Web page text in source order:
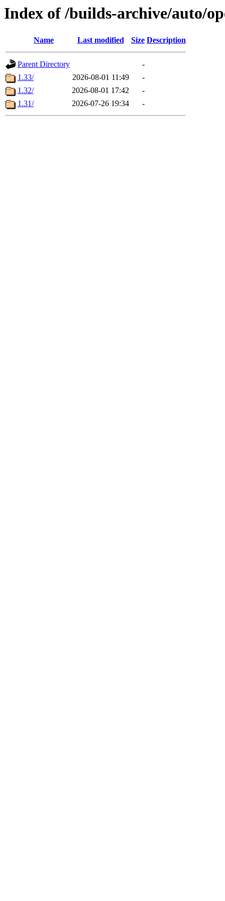
Index of /builds-archive/auto/
Name Last modified Size Description
Parent Directory
-
1.33/
2026-08-01 11:49
-
1.32/
2026-08-01 17:42
-
1.31/
2026-07-26 19:34 -